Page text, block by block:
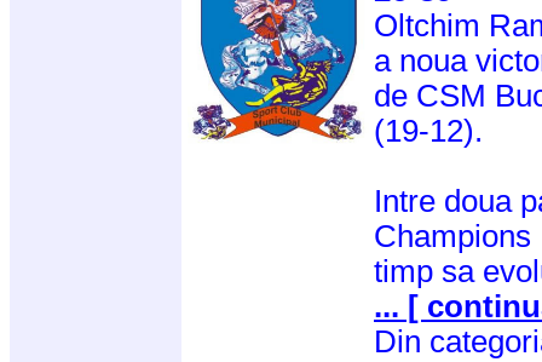
Oltchim
a noua
de CSM
(19-12).
Intre doua
Champions
timp sa
... [
Din